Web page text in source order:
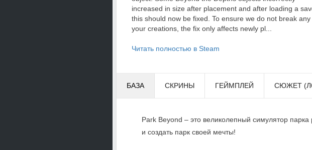
increased in size after placement and after loading a
this should now be fixed. To ensure we do not break any
your creations, the fix only affects newly pl...
Читать полностью в Steam
БАЗА СКРИНЫ ГЕЙМПЛЕЙ СЮЖЕТ
Park Beyond – это великолепный симулятор парка
и создать парк своей мечты!